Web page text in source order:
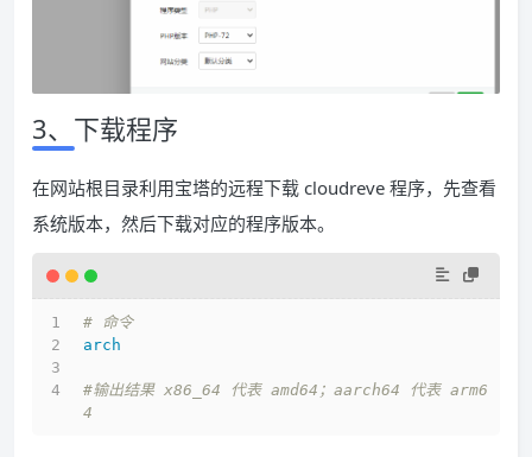
3、下载程序
在网站根目录利用宝塔的远程下载 cloudreve 程序，先查看
系统版本，然后下载对应的程序版本。
# 命令
arch
#输出结果 x86_64 代表 amd64；aarch64 代表 arm6
4